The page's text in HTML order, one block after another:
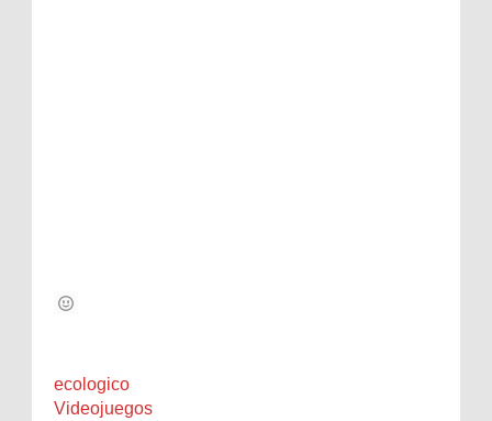
ecologico
Videojuegos